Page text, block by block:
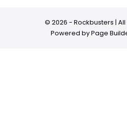
© 2026 - Rockbusters |
Powered byPage